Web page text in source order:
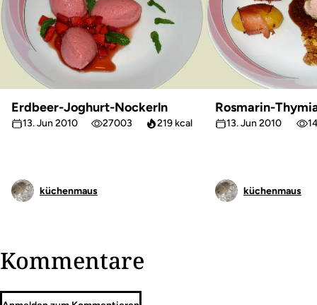
Erdbeer-Joghurt-Nockerln
13. Jun 2010 27003 219 kcal
küchenmaus
Rosmarin-
13. Jun 2010
küchenmaus
Kommentare